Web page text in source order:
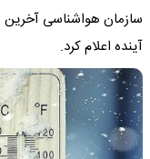
آینده اعلام کرد.